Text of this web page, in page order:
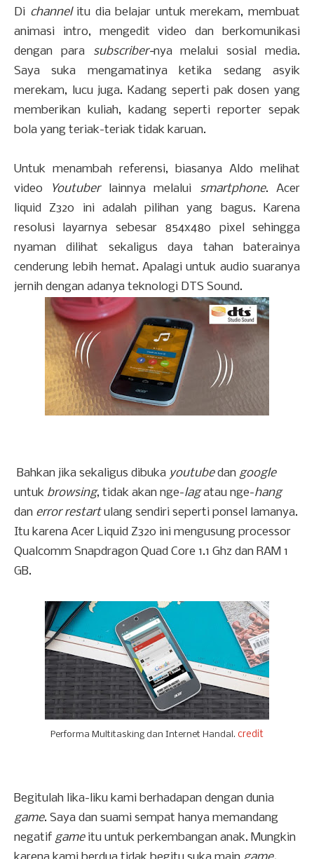
Di channelitu dia belajar untuk merekam, membuat
animasi intro, mengedit video dan berkomunikasi
dengan para subscriber-nya melalui sosial media.
Saya suka mengamatinya ketika sedang asyik
merekam, lucu juga. Kadang seperti pak dosen yang
memberikan kuliah, kadang seperti reporter sepak
bola yang teriak-teriak tidak karuan.
Untuk menambah referensi, biasanya Aldo melihat
video
Youtuberlainnya melalui smartphone. Acer
liquid Z320 ini adalah pilihan yang bagus. Karena
resolusi layarnya sebesar 854x480 pixel sehingga
nyaman dilihat sekaligus daya tahan baterainya
cenderung lebih hemat. Apalagi untuk audio suaranya
jernih dengan adanya teknologi DTS Sound.
Bahkan jika sekaligus dibuka youtubedan google
untuk browsing, tidak akan nge-lagatau nge-hang
dan error restartulang sendiri seperti ponsel lamanya.
Itu karena Acer Liquid Z320 ini mengusung processor
Qualcomm Snapdragon Quad Core 1.1 Ghz dan RAM 1
GB.
Performa Multitasking dan Internet Handal. credit
Begitulah lika-liku kami berhadapan dengan dunia
game. Saya dan suami sempat hanya memandang
negatif gameitu untuk perkembangan anak. Mungkin